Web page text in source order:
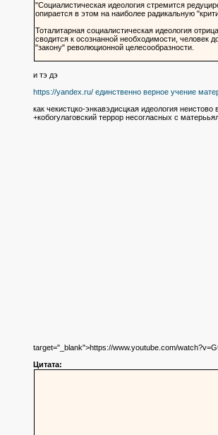
"Социалистическая идеология стремится
опирается в этом на наиболее радикальную
Тоталитарная социалистическая идеология
сводится к осознанной необходимости, человек
"закону" революционной целесообразности.
и тэ дэ
https://yandex.ru/ единственно верное учение
как чекистцко-энкавэдисцкая идеология
+кобогулаговский террор несогласных с
target="_blank">https://www.youtube.com/
Цитата: